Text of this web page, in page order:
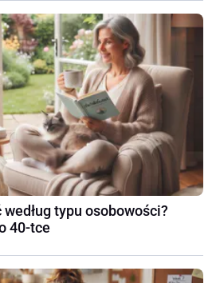
typu osobowości?
40-tce